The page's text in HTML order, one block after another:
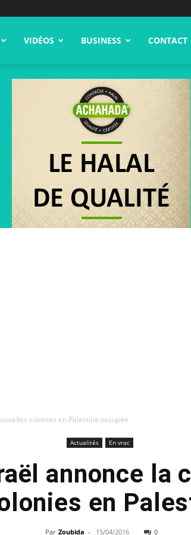
VIDÉOS BUSINESS CONTACT
colonies en Palestine occupée
Actualités En vrac
annonce la
en
Par Zoubida - 15/04/2016 0